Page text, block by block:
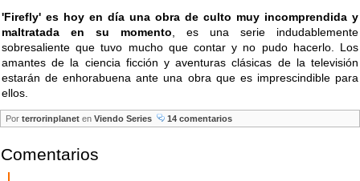
'Firefly' es hoy en día una obra de culto muy incomprendida y
maltratada en su momento , es una serie indudablemente
sobresaliente que tuvo mucho que contar y no pudo hacerlo. Los
amantes de la ciencia ficción y aventuras clásicas de la televisión
estarán de enhorabuena ante una obra que es imprescindible para
ellos.
Por terrorinplanet en Viendo Series 14 comentarios
Comentarios